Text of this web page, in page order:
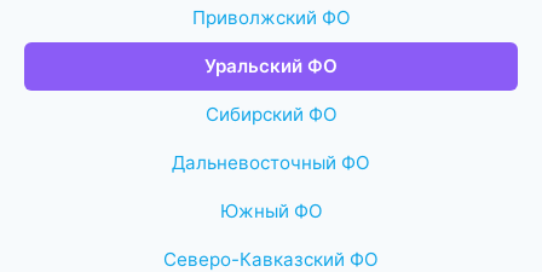
Приволжский ФО
Уральский ФО
Сибирский ФО
Дальневосточный ФО
Южный ФО
Северо-Кавказский ФО